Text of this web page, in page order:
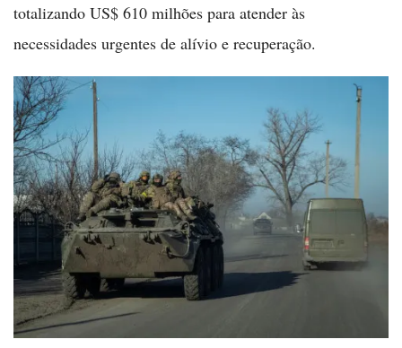
totalizando US$ 610 milhões para atender às
necessidades urgentes de alívio e recuperação.